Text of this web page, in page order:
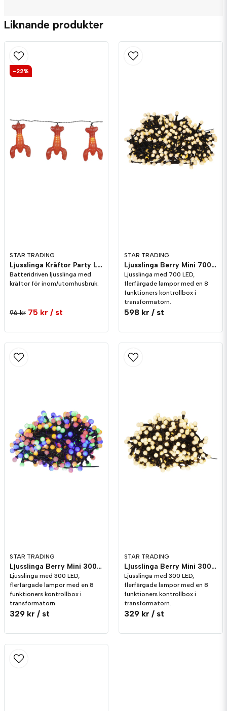
Namn
email
Ja, ni får publicera min fråga
Liknande produkter
STAR TRADING
Ljusslinga Kräftor Party Light
Batteridriven ljusslinga med
kräftor för inom/utomhusbruk.
96 kr 75 kr / st
-22%
STAR TRADING
Ljusslinga Berry Mini 700st Vit
Ljusslinga med 700 LED,
flerfärgade lampor med en 8
funktioners kontrollbox i
transformatorn.
598 kr / st
STAR TRADING
Ljusslinga Berry Mini 300st Multi
Ljusslinga med 300 LED,
flerfärgade lampor med en 8
funktioners kontrollbox i
transformatorn.
329 kr / st
STAR TRADING
Ljusslinga Berry Mini 300st Vit
Ljusslinga med 300 LED,
flerfärgade lampor med en 8
funktioners kontrollbox i
transformatorn.
329 kr / st